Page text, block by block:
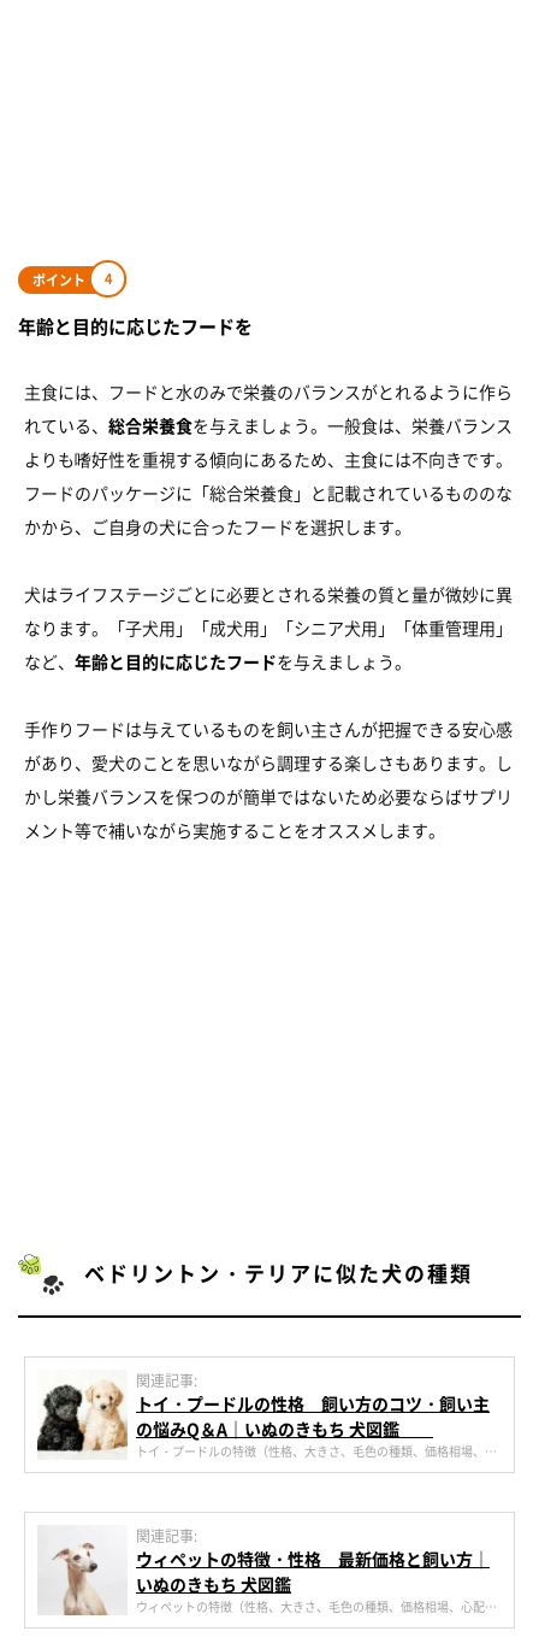
ポイント 4
年齢と目的に応じたフードを
主食には、フードと水のみで栄養のバランスがとれるように作ら
れている、 総合栄養食を与えましょう。一般食は、栄養バランス
よりも嗜好性を重視する傾向にあるため、主食には不向きです。
フードのパッケージに「総合栄養食」と記載されているもののな
かから、ご自身の犬に合ったフードを選択します。
犬はライフステージごとに必要とされる栄養の質と量が微妙に異
なります。「子犬用」「成犬用」「シニア犬用」「体重管理用」
など、 年齢と目的に応じたフードを与えましょう。
手作りフードは与えているものを飼い主さんが把握できる安心感
があり、愛犬のことを思いながら調理する楽しさもあります。し
かし栄養バランスを保つのが簡単ではないため必要ならばサプリ
メント等で補いながら実施することをオススメします。
ベドリントン・テリアに似た犬の種類
関連記事:
トイ・プードルの性格 飼い方のコツ・飼い主
の悩みQ＆A｜いぬのきもち 犬図鑑
トイ・プードルの特徴（性格、大きさ、毛色の種類、価格相場、心
配な病気）や飼い方（しつけ、食事、病気対策、お手入れ方法）に
関連記事:
ウィペットの特徴・性格 最新価格と飼い方｜
いぬのきもち 犬図鑑
ウィペットの特徴（性格、大きさ、毛色の種類、価格相場、心配な
病気）や飼い方（しつけ、食事、病気対策、お手入れ方法）につい